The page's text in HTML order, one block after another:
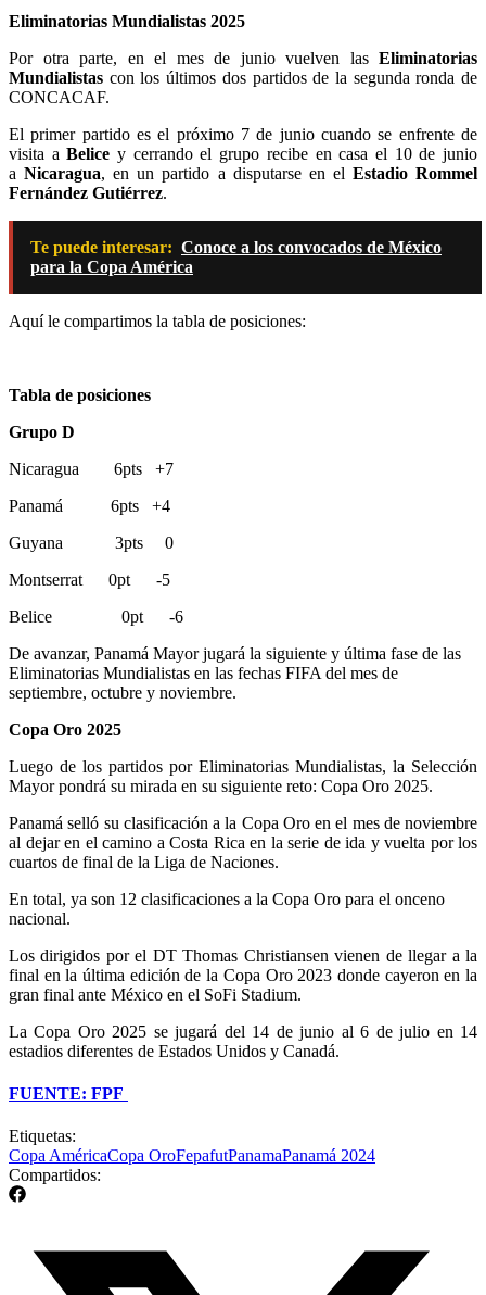
Eliminatorias Mundialistas 2025
Por otra parte, en el mes de junio vuelven las Eliminatorias
Mundialistas con los últimos dos partidos de la segunda ronda de
CONCACAF.
El primer partido es el próximo 7 de junio cuando se enfrente de
visita a Belice y cerrando el grupo recibe en casa el 10 de junio
aNicaragua, en un partido a disputarse en el Estadio Rommel
Fernández Gutiérrez.
Te puede interesar: Conoce a los convocados de México
para la Copa América
Aquí le compartimos la tabla de posiciones:
Tabla de posiciones
Grupo D
Nicaragua 6pts +7
Panamá 6pts +4
Guyana 3pts 0
Montserrat 0pt -5
Belice 0pt -6
De avanzar, Panamá Mayor jugará la siguiente y última fase de las
Eliminatorias Mundialistas en las fechas FIFA del mes de
septiembre, octubre y noviembre.
Copa Oro 2025
Luego de los partidos por Eliminatorias Mundialistas, la Selección
Mayor pondrá su mirada en su siguiente reto: Copa Oro 2025.
Panamá selló su clasificación a la Copa Oro en el mes de noviembre
al dejar en el camino a Costa Rica en la serie de ida y vuelta por los
cuartos de final de la Liga de Naciones.
En total, ya son 12 clasificaciones a la Copa Oro para el onceno
nacional.
Los dirigidos por el DT Thomas Christiansen vienen de llegar a la
final en la última edición de la Copa Oro 2023 donde cayeron en la
gran final ante México en el SoFi Stadium.
La Copa Oro 2025 se jugará del 14 de junio al 6 de julio en 14
estadios diferentes de Estados Unidos y Canadá.
FUENTE: FPF
Etiquetas:
Copa AméricaCopa OroFepafutPanamaPanamá 2024
Compartidos: